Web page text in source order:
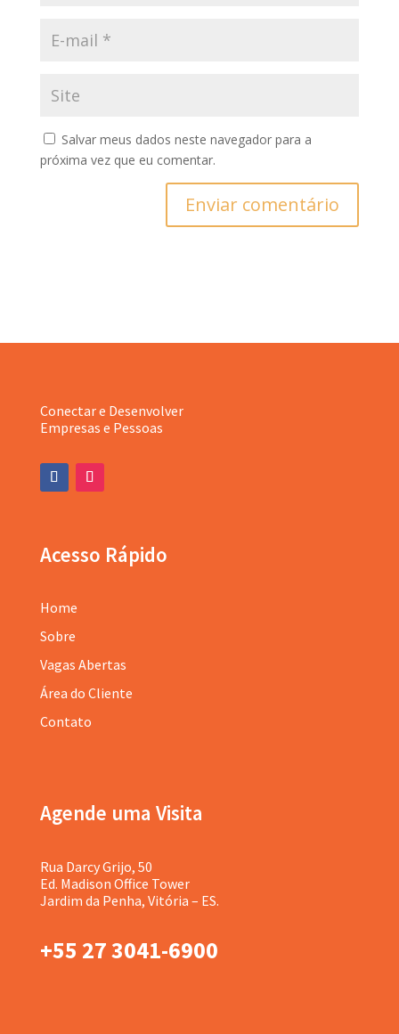
Salvar meus dados neste navegador para a
próxima vez que eu comentar.
Enviar comentário
Conectar e Desenvolver
Empresas e Pessoas
Acesso Rápido
Home
Sobre
Vagas Abertas
Área do Cliente
Contato
Agende uma Visita
Rua Darcy Grijo, 50
Ed. Madison Office Tower
Jardim da Penha, Vitória – ES.
+55 27 3041-6900